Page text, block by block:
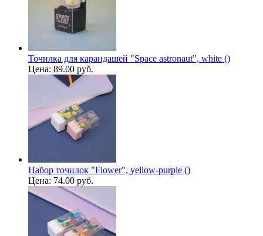
Точилка для карандашей "Space astronaut", white ()
Цена: 89.00 руб.
Набор точилок "Flower", yellow-purple ()
Цена: 74.00 руб.